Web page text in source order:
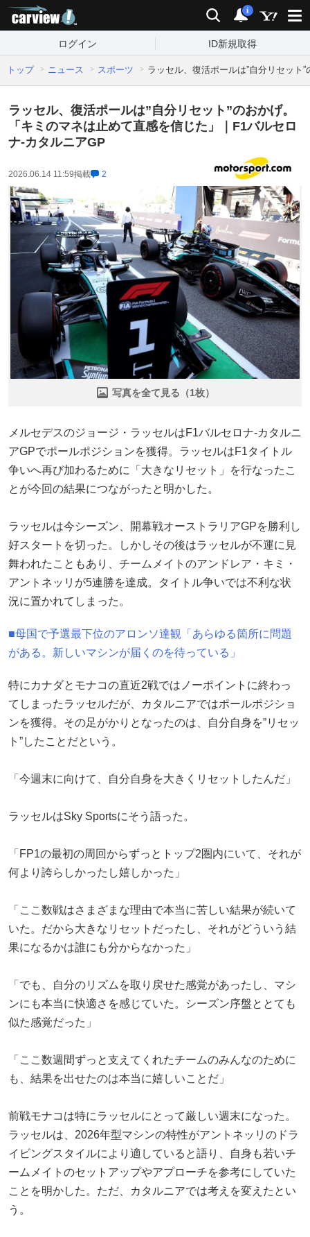
検索 通知
i
ログイン ID新規取得
トップ ニュース スポーツ ラッセル、復活ポールは”自分リセット
ラッセル、復活ポールは”自分リセット”のおかげ。
「キミのマネは止めて直感を信じた」｜F1バルセロ
ナ-カタルニアGP
2026.06.14 11:59掲載 2
写真を全て見る（1枚）
メルセデスのジョージ・ラッセルはF1バルセロナ-カタルニ
アGPでポールポジションを獲得。ラッセルはF1タイトル
争いへ再び加わるために「大きなリセット」を行なったこ
とが今回の結果につながったと明かした。
ラッセルは今シーズン、開幕戦オーストラリアGPを勝利し
好スタートを切った。しかしその後はラッセルが不運に見
舞われたこともあり、チームメイトのアンドレア・キミ・
アントネッリが5連勝を達成。タイトル争いでは不利な状
況に置かれてしまった。
■母国で予選最下位のアロンソ達観「あらゆる箇所に問題
がある。新しいマシンが届くのを待っている」
特にカナダとモナコの直近2戦ではノーポイントに終わっ
てしまったラッセルだが、カタルニアではポールポジショ
ンを獲得。その足がかりとなったのは、自分自身を”リセッ
ト”したことだという。
「今週末に向けて、自分自身を大きくリセットしたんだ」
ラッセルはSky Sportsにそう語った。
「FP1の最初の周回からずっとトップ2圏内にいて、それが
何より誇らしかったし嬉しかった」
「ここ数戦はさまざまな理由で本当に苦しい結果が続いて
いた。だから大きなリセットだったし、それがどういう結
果になるかは誰にも分からなかった」
「でも、自分のリズムを取り戻せた感覚があったし、マシ
ンにも本当に快適さを感じていた。シーズン序盤ととても
似た感覚だった」
「ここ数週間ずっと支えてくれたチームのみんなのために
も、結果を出せたのは本当に嬉しいことだ」
前戦モナコは特にラッセルにとって厳しい週末になった。
ラッセルは、2026年型マシンの特性がアントネッリのドラ
イビングスタイルにより適していると語り、自身も若いチ
ームメイトのセットアップやアプローチを参考にしていた
ことを明かした。ただ、カタルニアでは考えを変えたとい
う。